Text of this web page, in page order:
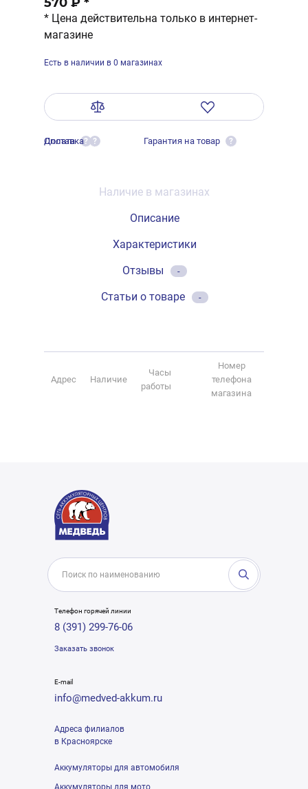
* Цена действительна только в интернет-
магазине
Есть в наличии в 0 магазинах
Оплата ?
Доставка ? Гарантия на товар ?
Наличие в магазинах
Описание
Характеристики
Отзывы
-
Статьи о товаре -
Адрес Наличие
Часы
работы
Номер
телефона
магазина
Телефон горячей линии
8 (391) 299-76-06
Заказать звонок
E-mail
info@medved-akkum.ru
Адреса филиалов
в Красноярске
Аккумуляторы для автомобиля